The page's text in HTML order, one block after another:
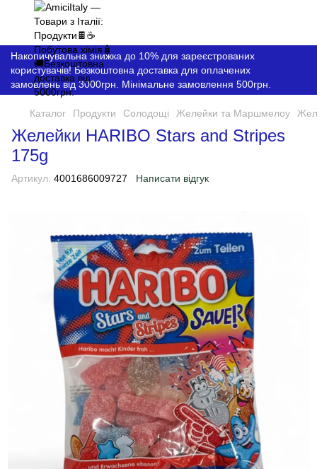
Накопичувальна знижка до 10% для зареєстрованих
користувачів! Безкоштовна доставка для оплачених
замовлень від 3000грн. Мінімальне замовлення 500грн.
Каталог Продукти Солодощі Желейки та Маршмелоу
Желейки HARIBO Stars and Stripes
175g
Артикул: 4001686009727 Написати відгук